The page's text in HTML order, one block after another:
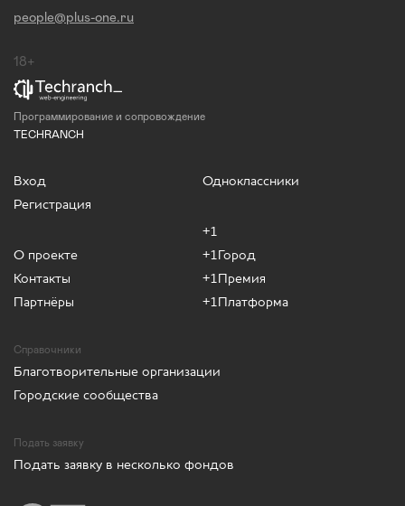
people@plus-one.ru
18+
Программирование и сопровождение
TECHRANCH
Вход
Регистрация
О проекте
Контакты
Партнёры
Одноклассники
+1
+1Город
+1Премия
+1Платформа
Справочники
Благотворительные организации
Городские сообщества
Подать заявку
Подать заявку в несколько фондов